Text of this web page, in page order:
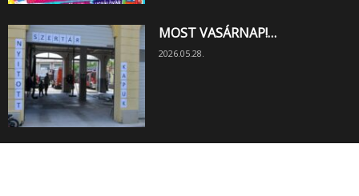
MOST VASÁRNAP!…
2026.05.28.